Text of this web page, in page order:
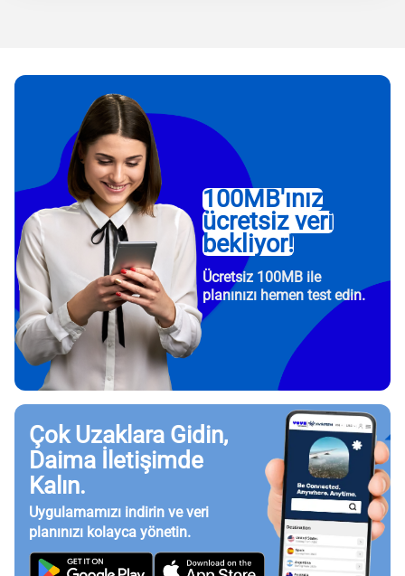
100MB'ınız
ücretsiz veri
bekliyor!
Ücretsiz 100MB ile
planınızı hemen test edin.
Çok Uzaklara Gidin,
Daima İletişimde
Kalın.
Uygulamamızı indirin ve veri
planınızı kolayca yönetin.